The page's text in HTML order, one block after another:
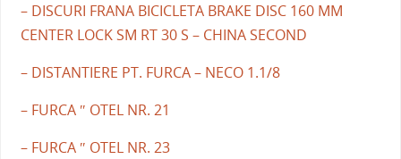
– DISCURI FRANA BICICLETA BRAKE DISC 160 MM
CENTER LOCK SM RT 30 S – CHINA SECOND
– DISTANTIERE PT. FURCA – NECO 1.1/8
– FURCA ″ OTEL NR. 21
– FURCA ″ OTEL NR. 23